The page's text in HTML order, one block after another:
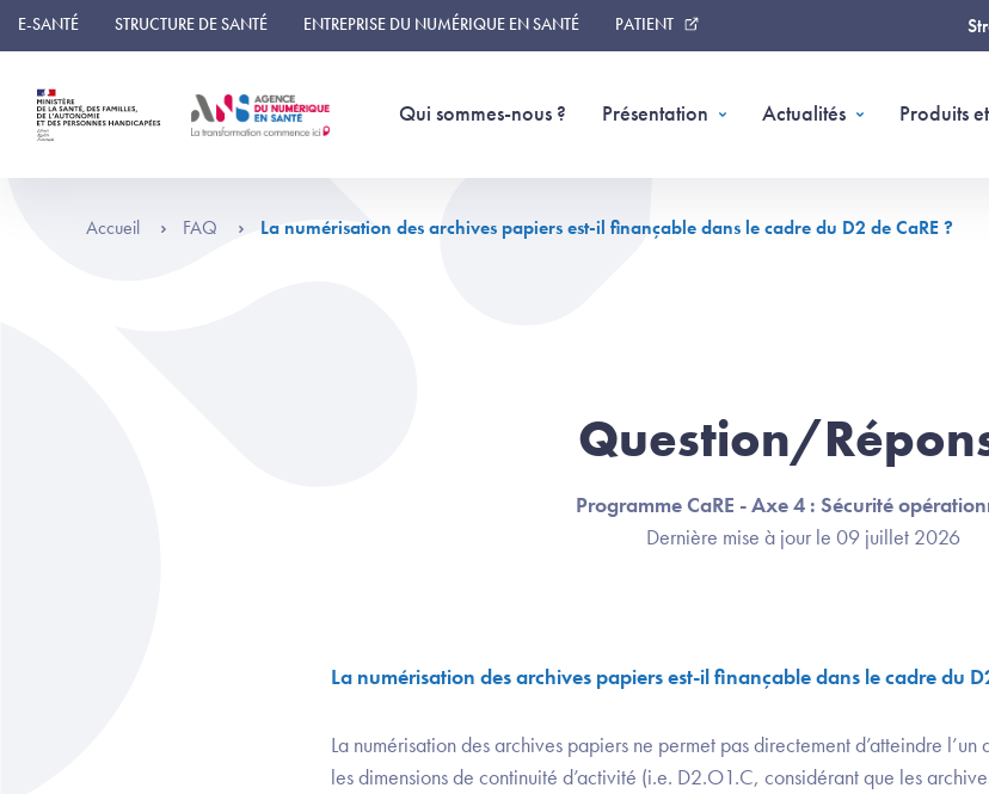
Panneau de gestion des cookies
E-SANTÉ STRUCTURE DE SANTÉ ENTREPRISE DU NUMÉRIQUE EN SANTÉ PATIENT
Qui sommes-nous ? Présentation Actualités Produits
Accueil FAQ La numérisation des archives papiers est-il finançable dans le cadre du D2 de CaRE ?
Question/
Programme CaRE - Axe 4 : Sécurité
Dernière mise à jour le 09 juillet 2026
La numérisation des archives papiers est-il finançable dans le cadre du
La numérisation des archives papiers ne permet pas directement d’atteindre
les dimensions de continuité d’activité (i.e. D2.O1.C, considérant que les